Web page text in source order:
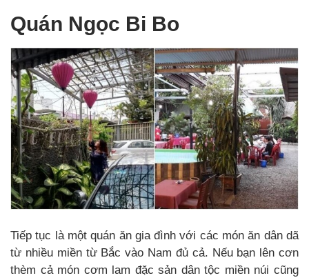
Quán Ngọc Bi Bo
Tiếp tục là một quán ăn gia đình với các món ăn dân dã
từ nhiều miền từ Bắc vào Nam đủ cả. Nếu bạn lên cơn
thèm cả món cơm lam đặc sản dân tộc miền núi cũng